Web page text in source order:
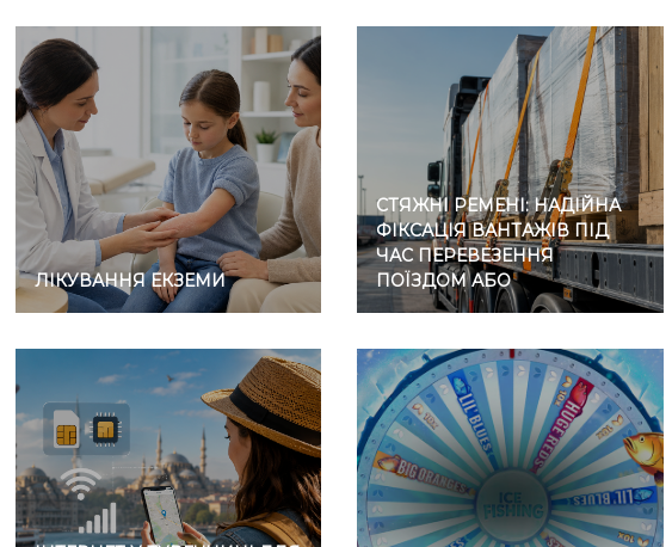
ЛІКУВАННЯ ЕКЗЕМИ
СТЯЖНІ РЕМЕНІ: НАДІЙНА
ФІКСАЦІЯ ВАНТАЖІВ ПІД
ЧАС ПЕРЕВЕЗЕННЯ
ПОЇЗДОМ АБО
АВТОМОБІЛЕМ